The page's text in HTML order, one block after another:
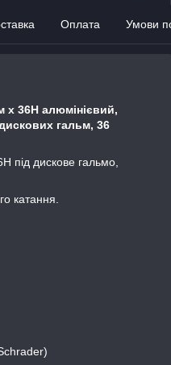
Оплата Умови
х 36Н алюмінієвий,
гальм, 36
під дискове гальмо,
катання.